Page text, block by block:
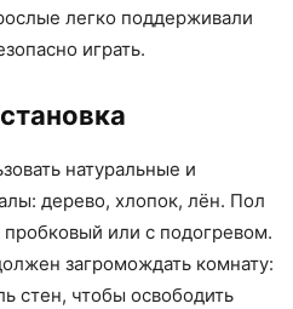
легко поддерживали
играть.
натуральные и
дерево, хлопок, лён. Пол
или с подогревом.
загромождать комнату:
стен, чтобы освободить